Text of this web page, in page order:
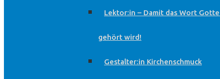
Lektor:in – Damit das Wort
gehört wird!
Gestalter:in Kirchenschmuck